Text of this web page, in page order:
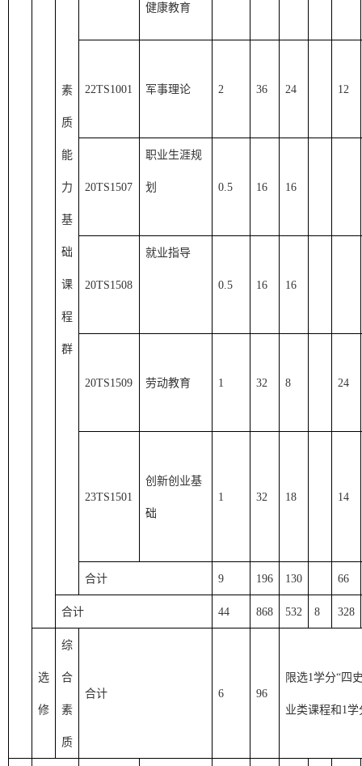
素
质
能
力
基
础
课
程
群
健康教育
22TS1001 军事理论 2 36 24 12
20TS1507
职业生涯规
划 0.5 16 16
20TS1508
就业指导
0.5 16 16
20TS1509 劳动教育 1 32 8 24
23TS1501
创新创业基
础
1 32 18 14
合计 9 196 130 66
合计 44 868 532 8 328
选
修
综
合
素
质
合计 6 96
限选1学分“四
业类课程和1